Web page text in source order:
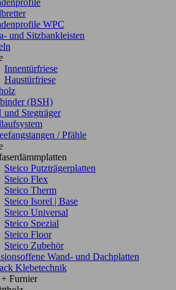
WPC
und Sitzbankleisten
Innentürfriese
Haustürfriese
(BSH)
Stegträger
/ Pfähle
Steico Putzträgerplatten
Steico Flex
Steico Therm
Steico Isorel | Base
Steico Universal
Steico Spezial
Steico Floor
Steico Zubehör
Wand- und Dachplatten
Klebetechnik
Furnier